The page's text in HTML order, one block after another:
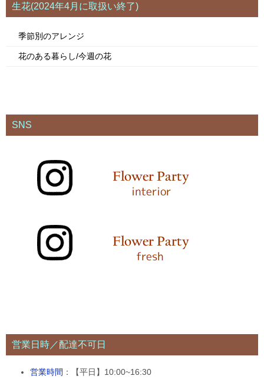
生花(2024年4月に取扱い終了)
季節別のアレンジ
花のある暮らし/今週の花
SNS
営業日時／配達不可日
営業時間 ：【平日】10:00~16:30